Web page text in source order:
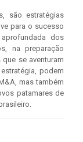
são estratégias
para o sucesso
dos
na preparação
se aventuram
podem
mas também
patamares de